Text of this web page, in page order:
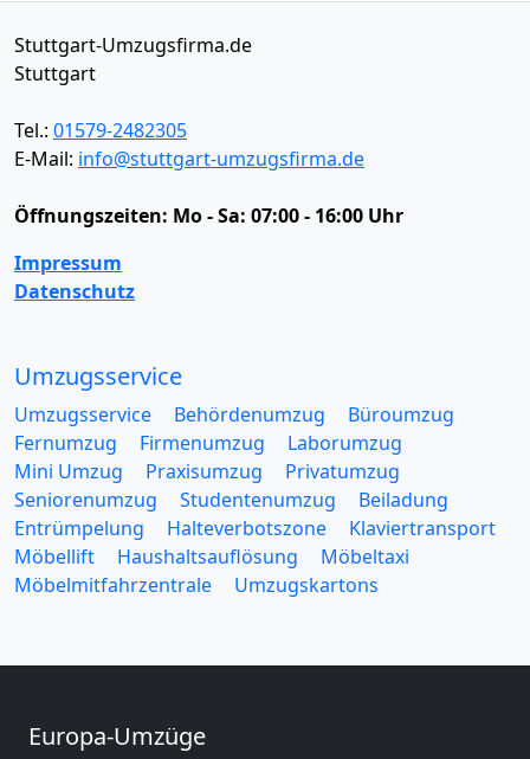
Stuttgart-Umzugsfirma.de
Stuttgart
Tel.: 01579-2482305
E-Mail: info@stuttgart-umzugsfirma.de
Öffnungszeiten: Mo - Sa: 07:00 - 16:00 Uhr
Impressum
Datenschutz
Umzugsservice
Umzugsservice Behördenumzug
Büroumzug
Fernumzug
Firmenumzug
Laborumzug
Mini Umzug
Praxisumzug
Privatumzug
Seniorenumzug
Studentenumzug
Beiladung
Entrümpelung
Halteverbotszone
Klaviertransport
Möbellift
Haushaltsauflösung
Möbeltaxi
Möbelmitfahrzentrale
Umzugskartons
Europa-Umzüge